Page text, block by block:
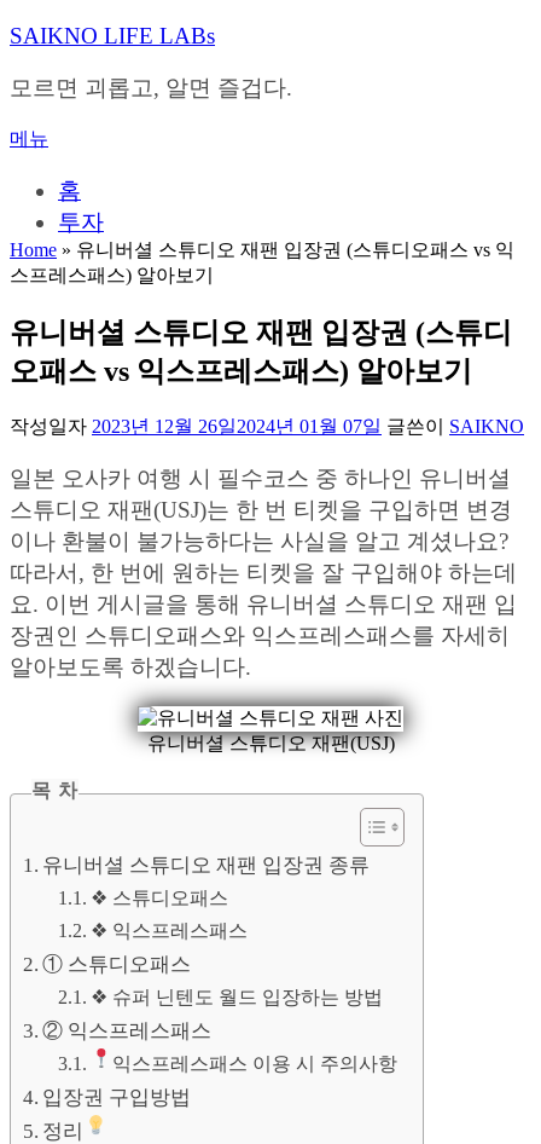
내
으
바
SAIKNO LIFE LABs
모르면 괴롭고, 알면 즐겁다.
메뉴
홈
투자
Home » 유니버셜 스튜디오 재팬 입장권 (스튜디오패스 vs 익
스프레스패스) 알아보기
유니버셜 스튜디오 재팬 입장권 (스튜디
오패스 vs 익스프레스패스) 알아보기
작성일자 2023년 12월 26일2024년 01월 07일 글쓴이 SAIKNO
일본 오사카 여행 시 필수코스 중 하나인 유니버셜
스튜디오 재팬(USJ)는 한 번 티켓을 구입하면 변경
이나 환불이 불가능하다는 사실을 알고 계셨나요?
따라서, 한 번에 원하는 티켓을 잘 구입해야 하는데
요. 이번 게시글을 통해 유니버셜 스튜디오 재팬 입
장권인 스튜디오패스와 익스프레스패스를 자세히
알아보도록 하겠습니다.
유니버셜 스튜디오 재팬(USJ)
목 차
유니버셜 스튜디오 재팬 입장권 종류
❖ 스튜디오패스
❖ 익스프레스패스
① 스튜디오패스
❖ 슈퍼 닌텐도 월드 입장하는 방법
② 익스프레스패스
익스프레스패스 이용 시 주의사항
입장권 구입방법
정리